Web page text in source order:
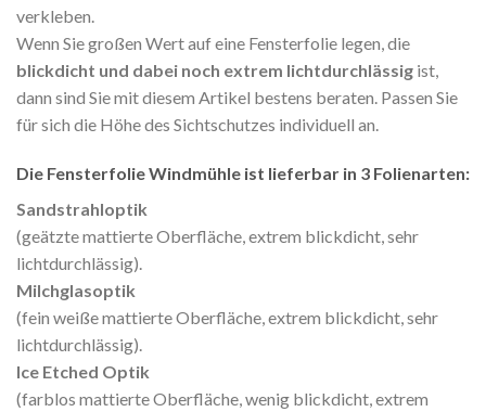
verkleben.
Wenn Sie großen Wert auf eine Fensterfolie legen, die
blickdicht und dabei noch extrem lichtdurchlässig ist,
dann sind Sie mit diesem Artikel bestens beraten. Passen Sie
für sich die Höhe des Sichtschutzes individuell an.
Die Fensterfolie Windmühle ist lieferbar in 3 Folienarten:
Sandstrahloptik
(geätzte mattierte Oberfläche, extrem blickdicht, sehr
lichtdurchlässig).
Milchglasoptik
(fein weiße mattierte Oberfläche, extrem blickdicht, sehr
lichtdurchlässig).
Ice Etched Optik
(farblos mattierte Oberfläche, wenig blickdicht, extrem